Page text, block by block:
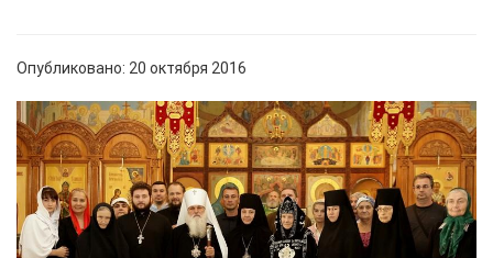
Опубликовано: 20 октября 2016